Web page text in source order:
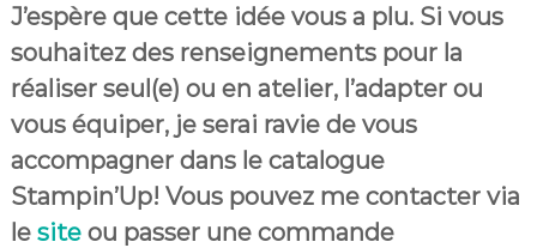
J’espère que cette idée vous a plu. Si vous
souhaitez des renseignements pour la
réaliser seul(e) ou en atelier, l’adapter ou
vous équiper, je serai ravie de vous
accompagner dans le catalogue
Stampin’Up! Vous pouvez me contacter via
le siteou passer une commande